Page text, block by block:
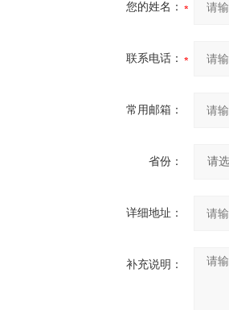
您的姓名：
联系电话：
常用邮箱：
省份：
详细地址：
补充说明：